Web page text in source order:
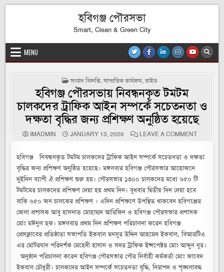
হবিগঞ্জ পৌরসভা
Smart, Clean & Green City
MENU
POSTED
IN
সংবাদ বিজ্ঞপ্তি,সাম্প্রতিক কার্যক্রম,স্লাইড
হবিগঞ্জ পৌরসভায় নিবন্ধনকৃত টমটম
চালকদের ট্রাফিক আইন সম্পর্কে সচেতনতা ও
দক্ষতা বৃদ্ধির জন্য প্রশিক্ষণ অনুষ্ঠিত হয়েছে
IMADMIN JANUARY 13, 2026 LEAVE A COMMENTON
টমটম
আইন
সম্পর্কে
সচেতনতা
দক্ষতা
বৃদ্ধির
জন্য
হয়েছে
হবিগঞ্জ নিবন্ধনকৃত টমটম চালকদের ট্রাফিক আইন সম্পর্কে সচেতনতা ও দক্ষতা
বৃদ্ধির জন্য প্রশিক্ষণ অনুষ্ঠিত হয়েছে। মঙ্গলবার হবিগঞ্জ পৌরসভার আয়োজনে
দুইদিন ব্যাপী ঐ প্রশিক্ষণ শুরু হয়। পৌরসভার ১৩০০ চালকদের মধ্যে ৬৫০ টি
টমটমের চালকদের প্রশিক্ষণ দেয়া হয় প্রথম দিন। বুধবার দ্বিতীয় দিন দেয়া হবে
বাকি ৬৫০ জন চালকের প্রশিক্ষণ । এদিন প্রশিক্ষণে উপস্থিত থাকবেন হবিগঞ্জের
জেলা প্রশাসক আবু হাসনাত মোহাম্মদ আরিফিন ও হবিগঞ্জ পৌরসভার প্রশাসক
মোঃ ম‌ঈনুল হক। মঙ্গলবার প্রথম দিন প্রশিক্ষণ পরিচালনা করেন হবিগঞ্জ
প্রেসক্লাবের প্রতিষ্ঠাতা সভাপতি ইকবাল মনসুর উদ্দিন আহমেদ ইকবাল, বিআরটিএ
এর মোটরযান পরিদর্শক মেহেদী হাসান ও সদর ট্রাফিক ইন্সপেক্টর মোঃ আব্দুন নুর।
অনুষ্ঠান পরিচালনা করেন হবিগঞ্জ পৌরসভার পৌর নির্বাহী কর্মকর্তা মোঃ জাবেদ
ইকবাল চৌধুরী। চালকদের আইন সম্পর্কে সচেতনতা বৃদ্ধি, নিরাপদ ও শৃঙ্খলাবদ্ধ